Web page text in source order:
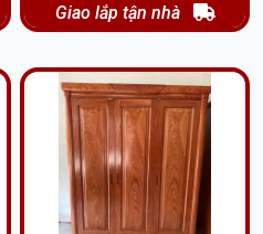
Giao lắp tận nhà